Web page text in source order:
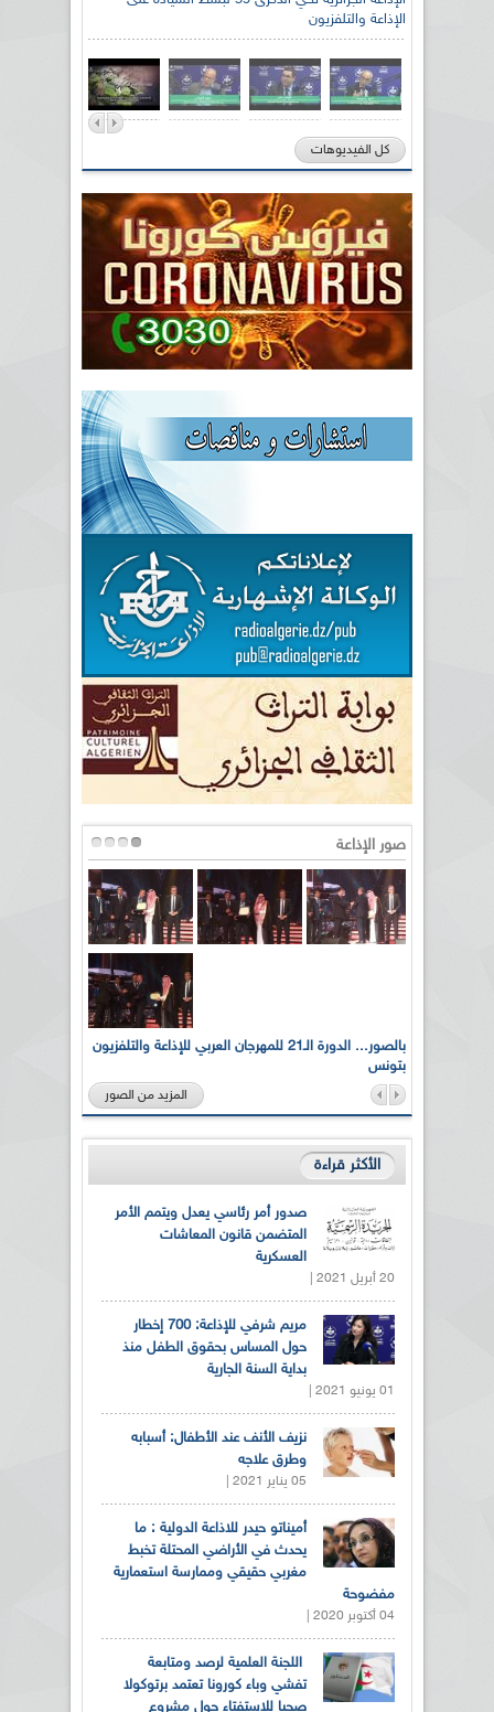
الإذاعة والتلفزيون
كل الفيديوهات
صور الإذاعة
بالصور... الدورة الـ21 للمهرجان العربي للإذاعة والتلفزيون
بتونس
المزيد من الصور
الأكثر قراءة
صدور أمر رئاسي يعدل ويتمم الأمر
المتضمن قانون المعاشات
العسكرية
20 أبريل 2021 |
مريم شرفي للإذاعة: 700 إخطار
حول المساس بحقوق الطفل منذ
بداية السنة الجارية
01 يونيو 2021 |
نزيف الأنف عند الأطفال: أسبابه
وطرق علاجه
05 يناير 2021 |
أميناتو حيدر للاذاعة الدولية : ما
يحدث في الأراضي المحتلة تخبط
مغربي حقيقي وممارسة استعمارية
مفضوحة
04 أكتوبر 2020 |
اللجنة العلمية لرصد ومتابعة
تفشي وباء كورونا تعتمد برتوكولا
صحيا للاستفتاء حول مشروع